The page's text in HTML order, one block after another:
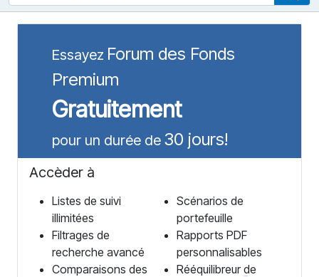
Essayez Forum des Fonds
Premium
Gratuitement
pour un durée de 30 jours!
Accèder à
Listes de suivi
illimitées
Filtrages de
recherche avancé
Comparaisons des
Scénarios de
portefeuille
Rapports PDF
personnalisables
Rééquilibreur de